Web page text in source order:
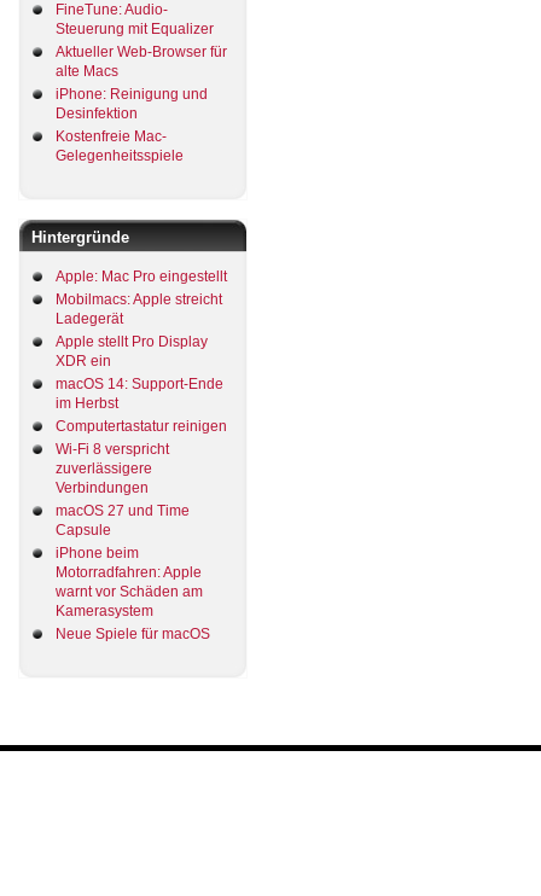
FineTune: Audio-
Steuerung mit Equalizer
Aktueller Web-Browser für
alte Macs
iPhone: Reinigung und
Desinfektion
Kostenfreie Mac-
Gelegenheitsspiele
Hintergründe
Apple: Mac Pro eingestellt
Mobilmacs: Apple streicht
Ladegerät
Apple stellt Pro Display
XDR ein
macOS 14: Support-Ende
im Herbst
Computertastatur reinigen
Wi-Fi 8 verspricht
zuverlässigere
Verbindungen
macOS 27 und Time
Capsule
iPhone beim
Motorradfahren: Apple
warnt vor Schäden am
Kamerasystem
Neue Spiele für macOS